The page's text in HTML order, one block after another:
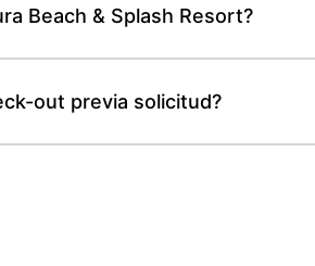
Beach & Splash Resort?
out previa solicitud?